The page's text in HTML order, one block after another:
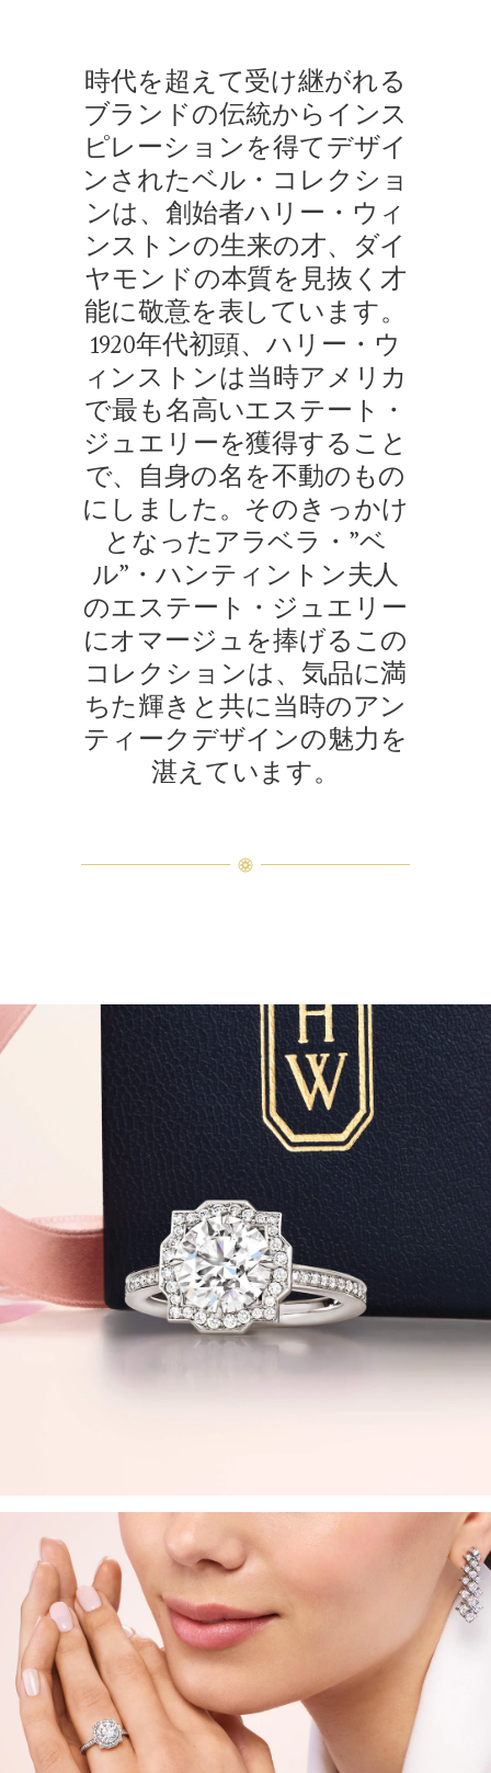
時代を超えて受け継がれる
ブランドの伝統からインス
ピレーションを得てデザイ
ンされたベル・コレクショ
ンは、創始者ハリー・ウィ
ンストンの生来の才、ダイ
ヤモンドの本質を見抜く才
能に敬意を表しています。
1920年代初頭、ハリー・ウ
ィンストンは当時アメリカ
で最も名高いエステート・
ジュエリーを獲得すること
で、自身の名を不動のもの
にしました。そのきっかけ
となったアラベラ・”ベ
ル”・ハンティントン夫人
のエステート・ジュエリー
にオマージュを捧げるこの
コレクションは、気品に満
ちた輝きと共に当時のアン
ティークデザインの魅力を
湛えています。